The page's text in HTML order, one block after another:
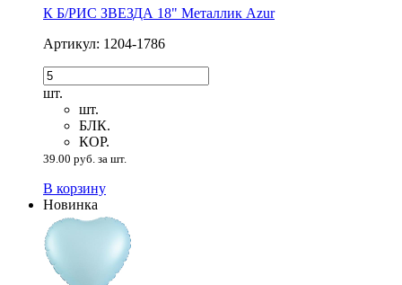
К Б/РИС ЗВЕЗДА 18" Металлик Azur
Артикул: 1204-1786
шт.
шт.
БЛК.
КОР.
39.00 руб. за шт.
В корзину
Новинка